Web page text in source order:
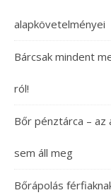
alapkövetelményei
Bárcsak mindent
ról!
Bőr pénztárca – az
sem áll meg
Bőrápolás